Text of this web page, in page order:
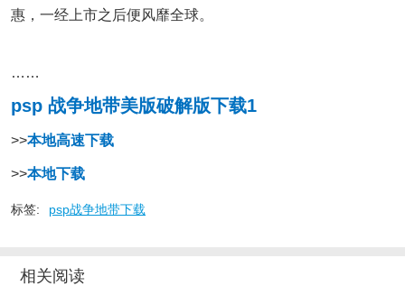
惠，一经上市之后便风靡全球。
……
psp 战争地带美版破解版下载1
>>本地高速下载
>>本地下载
标签: psp战争地带下载
相关阅读